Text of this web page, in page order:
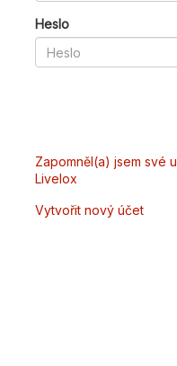
Heslo
Zapomněl(a) jsem své
Livelox
Vytvořit nový účet